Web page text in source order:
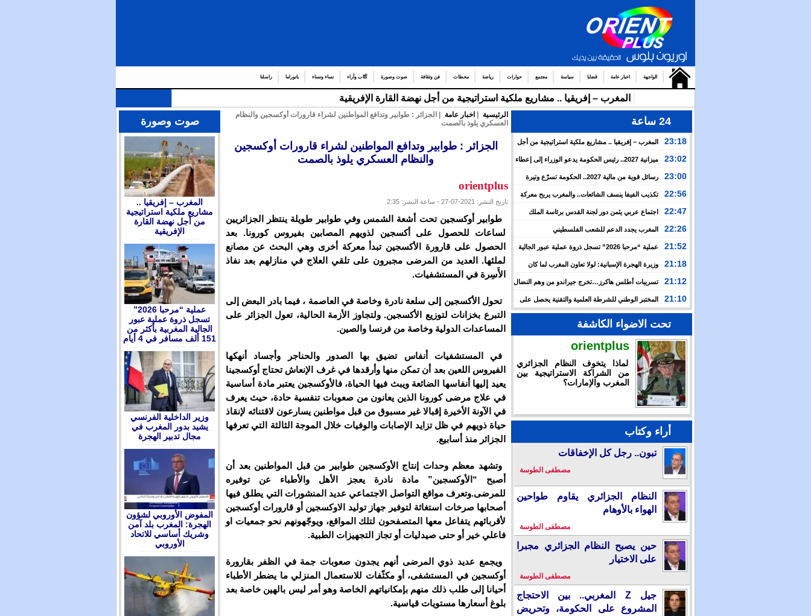
الواجهة اخبار عامة قضايا سياسة مجتمع حوارات رياضة محطات فن وثقافة صوت وصورة كُتّاب وآراء نساء ونساء بانوراما راسلنا
المغرب – إفريقيا .. مشاريع ملكية استراتيجية من أجل نهضة القارة الإفريقية
24 ساعة
23:18
المغرب – إفريقيا .. مشاريع ملكية استراتيجية من أجل
نهضة القارة الإفريقية
23:02
ميزانية 2027.. رئيس الحكومة يدعو الوزراء إلى إعطاء
الأولوية لبرمجة الالتزامات المتعلقة بالمشاريع موضوع تعليمات
23:00
رسائل قوية من مالية 2027.. الحكومة تسرّع وتيرة
الأوراش الملكية وتراهن على المواطن لبناء مغرب أكثر قوة
22:56
تكذيب الفيفا ينسف الشائعات.. والمغرب يربح معركة
الإنجاز قبل حسم نهائي مونديال 2030
22:47
اجتماع عربي يثمن دور لجنة القدس برئاسة الملك
ويدعو إلى تحرك لمواجهة الانتهاكات الإسرائيلية
22:26 المغرب يجدد الدعم للشعب الفلسطيني
21:52
عملية “مرحبا 2026” تسجل ذروة عملية عبور الجالية
المغربية بأكثر من 151 ألف مسافر في 4 أيام
21:18
وزيرة الهجرة الإسبانية: لولا تعاون المغرب لما كان
بالإمكان تقديم استجابة استثنائية خلال أزمة سبتة المحتلة
21:12
تسريبات أطلس هاكرز…تخرج جيراندو من وهم النضال
إلى مستنقع الجريمة المنظمة
21:10
المختبر الوطني للشرطة العلمية والتقنية يحصل على
شهادة الاعتماد والمطابقة والجودة بالمعيار الدولي
تحت الاضواء الكاشفة
orientplus
لماذا يتخوف النظام الجزائري
من الشراكة الاستراتيجية بين
المغرب والإمارات؟
أراء وكتاب
تبون.. رجل كل الإخفاقات
مصطفى الطوسة
النظام الجزائري يقاوم طواحين
الهواء بالأوهام
مصطفى الطوسة
حين يصبح النظام الجزائري مجبرا
على الاختيار
مصطفى الطوسة
جيل Z المغربي.. بين الاحتجاج
المشروع على الحكومة، وتحريض
الرئيسية اخبار عامة
| الجزائر : طوابير وتدافع المواطنين لشراء قارورات أوكسجين والنظام
العسكري يلوذ بالصمت
الجزائر : طوابير وتدافع المواطنين لشراء قارورات أوكسجين
والنظام العسكري يلوذ بالصمت
orientplus
تاريخ النشر: 2021-07-27 - ساعة النشر: 2:35
طوابير أوكسجين تحت أشعة الشمس وفي طوابير طويلة ينتظر الجزائريين
لساعات للحصول على أكسجين لذويهم المصابين بفيروس كورونا. بعد
الحصول على قارورة الأكسجين تبدأ معركة أخرى وهي البحث عن مصانع
لملئها. العديد من المرضى مجبرون على تلقي العلاج في منازلهم بعد نفاذ
الأَسِرة في المستشفيات.
تحول الأكسجين إلى سلعة نادرة وخاصة في العاصمة ، فيما بادر البعض إلى
التبرع بخزانات لتوزيع الأكسجين. ولتجاوز الأزمة الحالية، تعول الجزائر على
المساعدات الدولية وخاصة من فرنسا والصين.
في المستشفيات أنفاس تضيق بها الصدور والحناجر وأجساد أنهكها
الفيروس اللعين بعد أن تمكن منها وأرقدها في غرف الإنعاش تحتاج أوكسجينا
يعيد إليها أنفاسها الضائعة ويبث فيها الحياة، فالأوكسجين يعتبر مادة أساسية
في علاج مرضى كورونا الذين يعانون من صعوبات تنفسية حادة، حيث يعرف
في الآونة الأخيرة إقبالا غير مسبوق من قبل مواطنين يسارعون لاقتنائه لإنقاذ
حياة ذويهم في ظل تزايد الإصابات والوفيات خلال الموجة الثالثة التي تعرفها
الجزائر منذ أسابيع.
وتشهد معظم وحدات إنتاج الأوكسجين طوابير من قبل المواطنين بعد أن
أصبح “الأوكسجين” مادة نادرة يعجز الأهل والأطباء عن توفيره
للمرضى.وتعرف مواقع التواصل الاجتماعي عديد المنشورات التي يطلق فيها
أصحابها صرخات استغاثة لتوفير جهاز توليد الاوكسجين أو قارورات أوكسجين
لأقربائهم يتفاعل معها المتصفحون لتلك المواقع، ويوجّهونهم نحو جمعيات او
فاعلي خير أو حتى صيدليات أو تجاز التجهيزات الطبية.
ويجمع عديد ذوي المرضى أنهم يجدون صعوبات جمة في الظفر بقارورة
أوكسجين في المستشفى، أو مكثّفات للاستعمال المنزلي ما يضطر الأطباء
أحيانا إلى طلب ذلك منهم بإمكانياتهم الخاصة وهو أمر ليس بالهين خاصة بعد
بلوغ أسعارها مستويات قياسية.
صوت وصورة
المغرب – إفريقيا ..
مشاريع ملكية استراتيجية
من أجل نهضة القارة
الإفريقية
عملية “مرحبا 2026”
تسجل ذروة عملية عبور
الجالية المغربية بأكثر من
151 ألف مسافر في 4 أيام
وزير الداخلية الفرنسي
يشيد بدور المغرب في
مجال تدبير الهجرة
المفوض الأوروبي لشؤون
الهجرة: المغرب بلد آمن
وشريك أساسي للاتحاد
الأوروبي